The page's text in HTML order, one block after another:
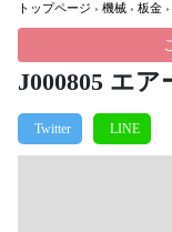
トップページ › 機械 › 板金 ›
J000805 エ